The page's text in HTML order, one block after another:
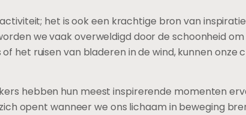
het is ook een krachtige bron van
we vaak overweldigd door de schoonheid om
het ruisen van bladeren in de wind, kunnen
hebben hun meest inspirerende momenten
opent wanneer we ons lichaam in beweging